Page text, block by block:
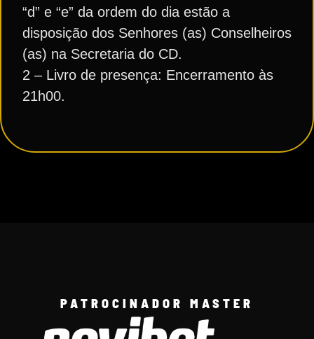
“d” e “e” da ordem do dia estão a
disposição dos Senhores (as) Conselheiros
(as) na Secretaria do CD.
2 – Livro de presença: Encerramento às
21h00.
PATROCINADOR MASTER